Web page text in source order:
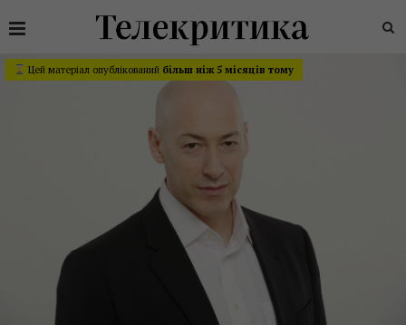
Цей матеріал опублікований більш ніж 5 місяців тому